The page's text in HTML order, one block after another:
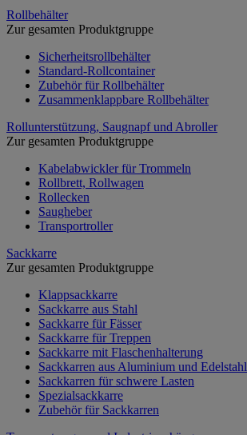
Rollbehälter
Zur gesamten Produktgruppe
Sicherheitsrollbehälter
Standard-Rollcontainer
Zubehör für Rollbehälter
Zusammenklappbare Rollbehälter
Rollunterstützung, Saugnapf und Abroller
Zur gesamten Produktgruppe
Kabelabwickler für Trommeln
Rollbrett, Rollwagen
Rollecken
Saugheber
Transportroller
Sackkarre
Zur gesamten Produktgruppe
Klappsackkarre
Sackkarre aus Stahl
Sackkarre für Fässer
Sackkarre für Treppen
Sackkarre mit Flaschenhalterung
Sackkarren aus Aluminium und Edelstahl
Sackkarren für schwere Lasten
Spezialsackkarre
Zubehör für Sackkarren